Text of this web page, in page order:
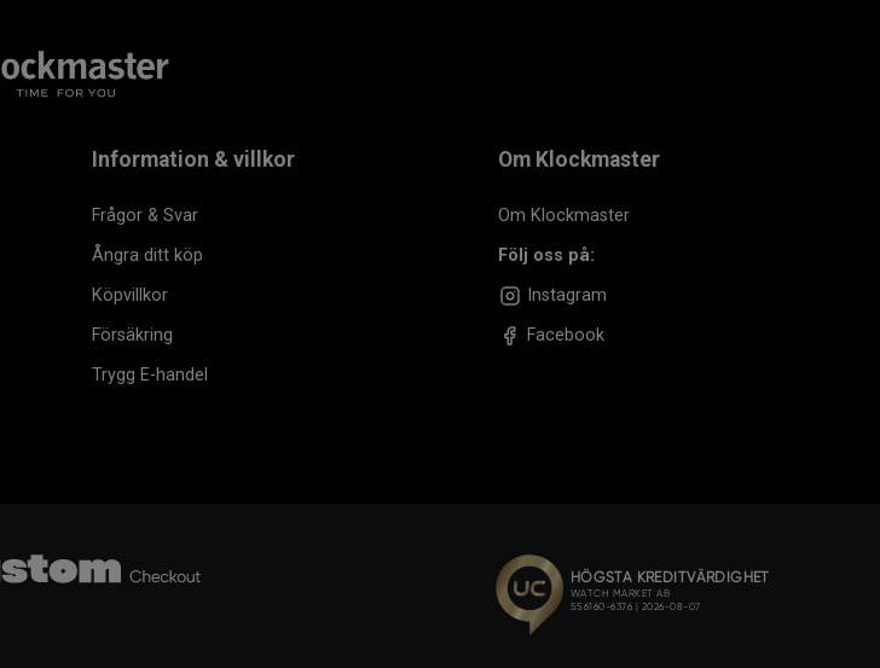
Information & villkor
Frågor & Svar
Ångra ditt köp
Köpvillkor
Försäkring
Trygg E-handel
Om Klockmaster
Om Klockmaster
Följ oss på:
Instagram
Facebook